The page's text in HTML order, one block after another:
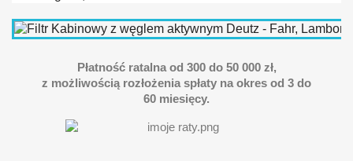
Płatność ratalna od 300 do 50 000 zł,
z możliwością rozłożenia spłaty na okres od 3 do
60 miesięcy.